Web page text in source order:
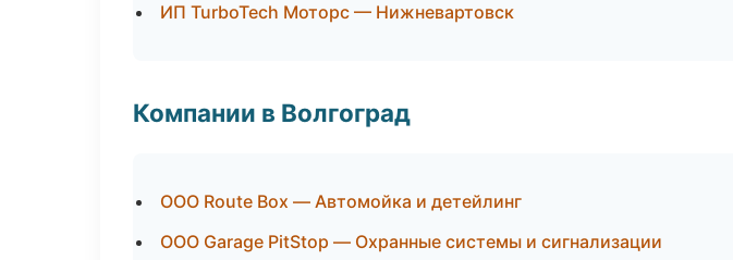
ИП TurboTech Моторс — Нижневартовск
Компании в Волгоград
ООО Route Box — Автомойка и детейлинг
ООО Garage PitStop — Охранные системы и сигнализации